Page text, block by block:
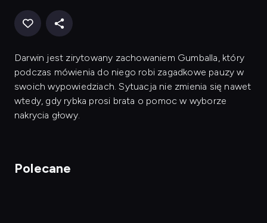
Darwin jest zirytowany zachowaniem Gumballa, który
podczas mówienia do niego robi zagadkowe pauzy w
swoich wypowiedziach. Sytuacja nie zmienia się nawet
wtedy, gdy rybka prosi brata o pomoc w wyborze
nakrycia głowy.
Polecane